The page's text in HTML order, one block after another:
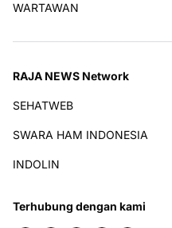
WARTAWAN
RAJA NEWS Network
SEHATWEB
SWARA HAM INDONESIA
INDOLIN
Terhubung dengan kami